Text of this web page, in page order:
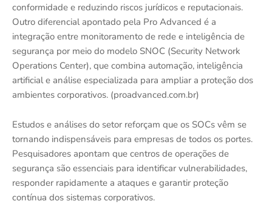
conformidade e reduzindo riscos jurídicos e reputacionais.
Outro diferencial apontado pela Pro Advanced é a
integração entre monitoramento de rede e inteligência de
segurança por meio do modelo SNOC (Security Network
Operations Center), que combina automação, inteligência
artificial e análise especializada para ampliar a proteção dos
ambientes corporativos. (proadvanced.com.br)
Estudos e análises do setor reforçam que os SOCs vêm se
tornando indispensáveis para empresas de todos os portes.
Pesquisadores apontam que centros de operações de
segurança são essenciais para identificar vulnerabilidades,
responder rapidamente a ataques e garantir proteção
contínua dos sistemas corporativos.